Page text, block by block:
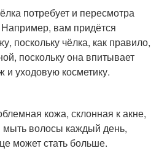
потребует и пересмотра
вам придётся
поскольку чёлка, как правило,
поскольку она впитывает
уходовую косметику.
кожа, склонная к акне,
мыть волосы каждый день,
может стать больше.